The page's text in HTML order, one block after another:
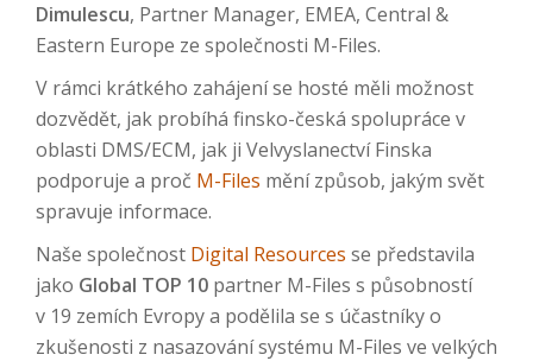
Dimulescu, Partner Manager, EMEA, Central &
Eastern Europe ze společnosti M-Files.
V rámci krátkého zahájení se hosté měli možnost
dozvědět, jak probíhá finsko-česká spolupráce v
oblasti DMS/ECM, jak ji Velvyslanectví Finska
podporuje a proč M-Files mění způsob, jakým svět
spravuje informace.
Naše společnost Digital Resources se představila
jako Global TOP 10 partner M-Files s působností
v 19 zemích Evropy a podělila se s účastníky o
zkušenosti z nasazování systému M-Files ve velkých